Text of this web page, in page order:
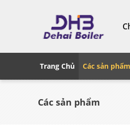
Trang Chủ Các sản phẩm
Các sản phẩm